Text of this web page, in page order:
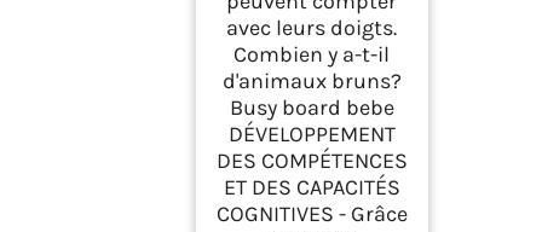
avec leurs doigts.
Combien y a-t-il
d'animaux bruns?
Busy board bebe
DÉVELOPPEMENT
DES COMPÉTENCES
ET DES CAPACITÉS
COGNITIVES - Grâce